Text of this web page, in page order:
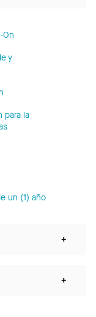
On
y
para la
un (1) año
+
+